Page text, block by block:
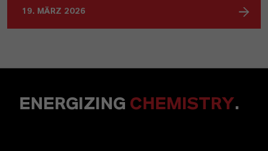
19. MÄRZ 2026
ENERGIZING CHEMISTRY.